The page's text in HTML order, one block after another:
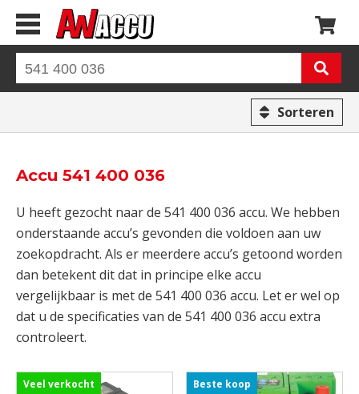
Sorteren
Accu 541 400 036
U heeft gezocht naar de 541 400 036 accu. We hebben
onderstaande accu’s gevonden die voldoen aan uw
zoekopdracht. Als er meerdere accu’s getoond worden
dan betekent dit dat in principe elke accu
vergelijkbaar is met de 541 400 036 accu. Let er wel op
dat u de specificaties van de 541 400 036 accu extra
controleert.
Veel verkocht Beste koop